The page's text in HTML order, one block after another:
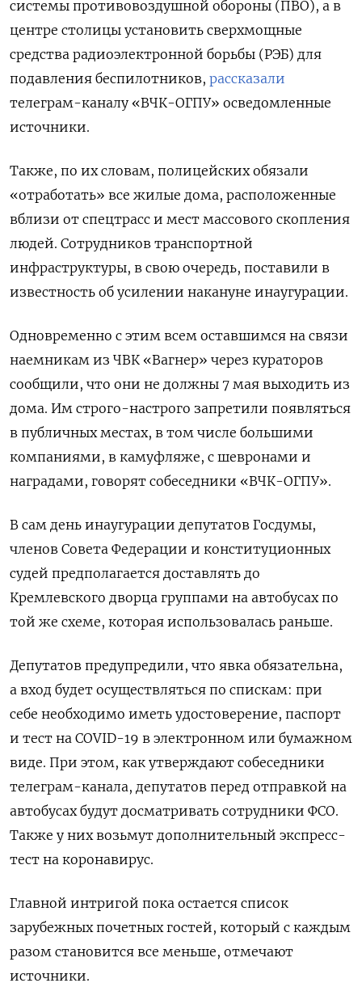
системы противовоздушной обороны (ПВО), а в
центре столицы установить сверхмощные
средства радиоэлектронной борьбы (РЭБ) для
подавления беспилотников, рассказали
телеграм-каналу «ВЧК-ОГПУ» осведомленные
источники.
Также, по их словам, полицейских обязали
«отработать» все жилые дома, расположенные
вблизи от спецтрасс и мест массового скопления
людей. Сотрудников транспортной
инфраструктуры, в свою очередь, поставили в
известность об усилении накануне инаугурации.
Одновременно с этим всем оставшимся на связи
наемникам из ЧВК «Вагнер» через кураторов
сообщили, что они не должны 7 мая выходить из
дома. Им строго-настрого запретили появляться
в публичных местах, в том числе большими
компаниями, в камуфляже, с шевронами и
наградами, говорят собеседники «ВЧК-ОГПУ».
В сам день инаугурации депутатов Госдумы,
членов Совета Федерации и конституционных
судей предполагается доставлять до
Кремлевского дворца группами на автобусах по
той же схеме, которая использовалась раньше.
Депутатов предупредили, что явка обязательна,
а вход будет осуществляться по спискам: при
себе необходимо иметь удостоверение, паспорт
и тест на COVID-19 в электронном или бумажном
виде. При этом, как утверждают собеседники
телеграм-канала, депутатов перед отправкой на
автобусах будут досматривать сотрудники ФСО.
Также у них возьмут дополнительный экспресс-
тест на коронавирус.
Главной интригой пока остается список
зарубежных почетных гостей, который с каждым
разом становится все меньше, отмечают
источники.